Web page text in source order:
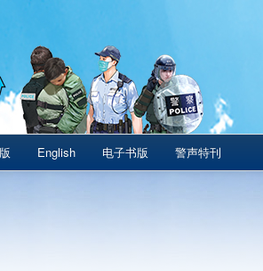
English 电子书版 警声特刊